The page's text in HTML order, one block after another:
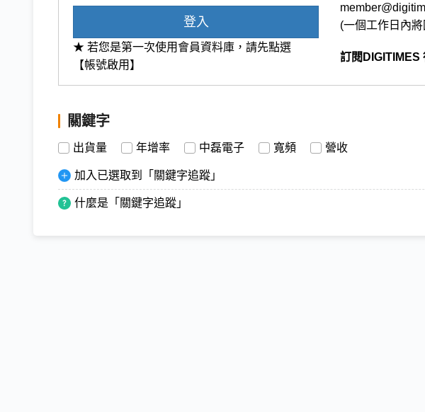
登入
★ 若您是第一次使用會員資料庫，請先點選
【帳號啟用】
(一個工作日內
訂閱DIGITIMES
關鍵字
出貨量 年增率 中磊電子 寬頻 營收
加入已選取到「關鍵字追蹤」
什麼是「關鍵字追蹤」